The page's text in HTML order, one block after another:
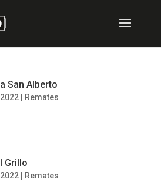
San Alberto
| Remates
Grillo
| Remates